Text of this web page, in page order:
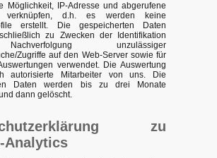
Möglichkeit, IP-Adresse und abgerufene
verknüpfen, d.h. es werden keine
erstellt. Die gespeicherten Daten
zu Zwecken der Identifikation
unzulässiger
Zugriffe auf den Web-Server sowie für
verwendet. Die Auswertung
autorisierte Mitarbeiter von uns. Die
Daten werden bis zu drei Monate
dann gelöscht.
zu
Analytics